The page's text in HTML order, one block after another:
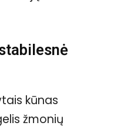
kūnas
žmonių